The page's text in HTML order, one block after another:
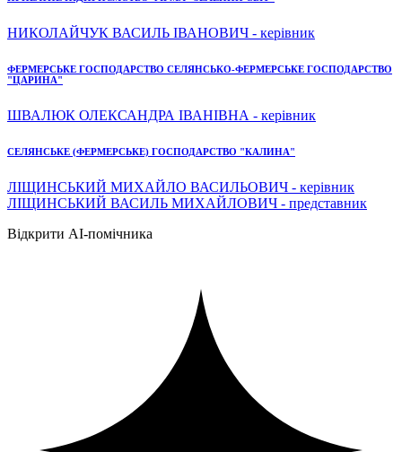
НИКОЛАЙЧУК ВАСИЛЬ ІВАНОВИЧ - керівник
ФЕРМЕРСЬКЕ ГОСПОДАРСТВО СЕЛЯНСЬКО-ФЕРМЕРСЬКЕ ГОСПОДАРСТВО
"ЦАРИНА"
ШВАЛЮК ОЛЕКСАНДРА ІВАНІВНА - керівник
СЕЛЯНСЬКЕ (ФЕРМЕРСЬКЕ) ГОСПОДАРСТВО "КАЛИНА"
ЛІЩИНСЬКИЙ МИХАЙЛО ВАСИЛЬОВИЧ - керівник
ЛІЩИНСЬКИЙ ВАСИЛЬ МИХАЙЛОВИЧ - представник
Відкрити AI-помічника